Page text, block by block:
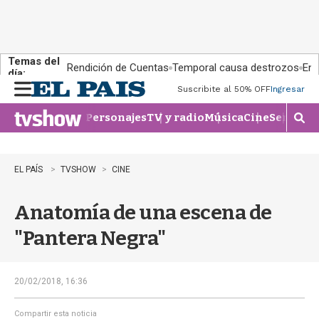
Temas del
día:
Rendición de Cuentas Temporal causa destrozos En
n
u
Suscribite al 50% OFFIngresar
PersonajesTV y radioMúsicaCineSeries
M
o
e
EL PAÍS TVSHOW CINE
Anatomía de una escena de
"Pantera Negra"
20/02/2018, 16:36
Compartir esta noticia